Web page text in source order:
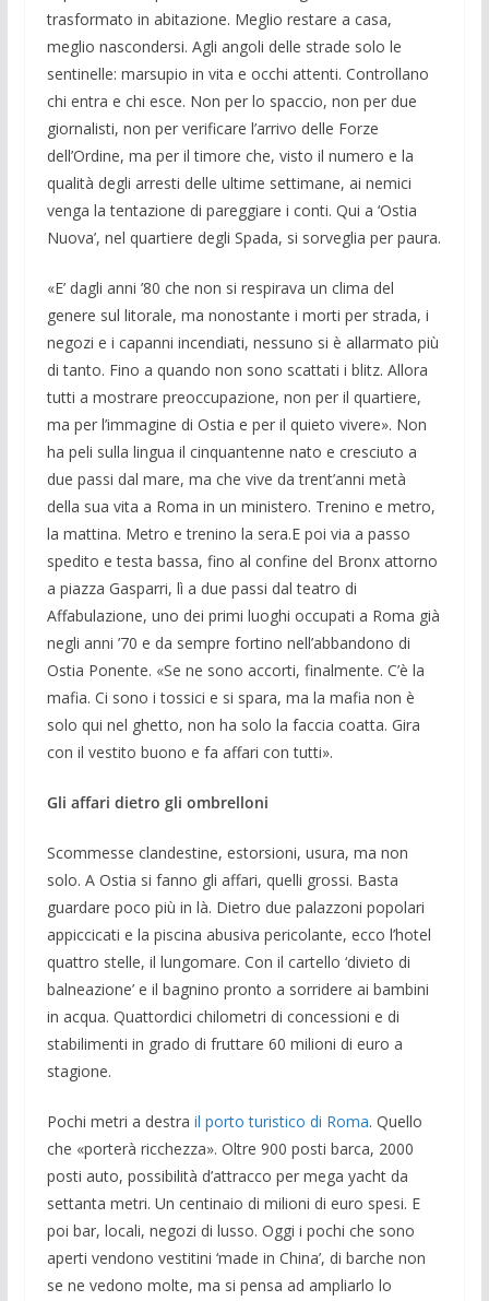
trasformato in abitazione. Meglio restare a casa,
meglio nascondersi. Agli angoli delle strade solo le
sentinelle: marsupio in vita e occhi attenti. Controllano
chi entra e chi esce. Non per lo spaccio, non per due
giornalisti, non per verificare l’arrivo delle Forze
dell’Ordine, ma per il timore che, visto il numero e la
qualità degli arresti delle ultime settimane, ai nemici
venga la tentazione di pareggiare i conti. Qui a ‘Ostia
Nuova’, nel quartiere degli Spada, si sorveglia per paura.
«E’ dagli anni ’80 che non si respirava un clima del
genere sul litorale, ma nonostante i morti per strada, i
negozi e i capanni incendiati, nessuno si è allarmato più
di tanto. Fino a quando non sono scattati i blitz. Allora
tutti a mostrare preoccupazione, non per il quartiere,
ma per l’immagine di Ostia e per il quieto vivere». Non
ha peli sulla lingua il cinquantenne nato e cresciuto a
due passi dal mare, ma che vive da trent’anni metà
della sua vita a Roma in un ministero. Trenino e metro,
la mattina. Metro e trenino la sera.E poi via a passo
spedito e testa bassa, fino al confine del Bronx attorno
a piazza Gasparri, lì a due passi dal teatro di
Affabulazione, uno dei primi luoghi occupati a Roma già
negli anni ’70 e da sempre fortino nell’abbandono di
Ostia Ponente. «Se ne sono accorti, finalmente. C’è la
mafia. Ci sono i tossici e si spara, ma la mafia non è
solo qui nel ghetto, non ha solo la faccia coatta. Gira
con il vestito buono e fa affari con tutti».
Gli affari dietro gli ombrelloni
Scommesse clandestine, estorsioni, usura, ma non
solo. A Ostia si fanno gli affari, quelli grossi. Basta
guardare poco più in là. Dietro due palazzoni popolari
appiccicati e la piscina abusiva pericolante, ecco l’hotel
quattro stelle, il lungomare. Con il cartello ‘divieto di
balneazione’ e il bagnino pronto a sorridere ai bambini
in acqua. Quattordici chilometri di concessioni e di
stabilimenti in grado di fruttare 60 milioni di euro a
stagione.
Pochi metri a destra il porto turistico di Roma. Quello
che «porterà ricchezza». Oltre 900 posti barca, 2000
posti auto, possibilità d’attracco per mega yacht da
settanta metri. Un centinaio di milioni di euro spesi. E
poi bar, locali, negozi di lusso. Oggi i pochi che sono
aperti vendono vestitini ‘made in China’, di barche non
se ne vedono molte, ma si pensa ad ampliarlo lo